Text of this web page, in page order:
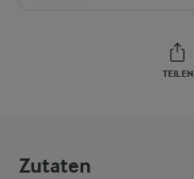
TEILEN
Zutaten